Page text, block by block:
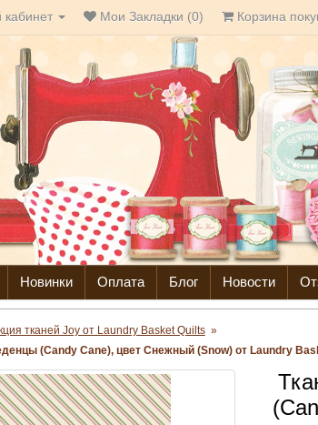
кабинет Мои Закладки (0) Корзина
Новинки Оплата Блог Новости
тканей Joy от Laundry Basket Quilts »
(Candy Cane), цвет Снежный (Snow) от Laundry